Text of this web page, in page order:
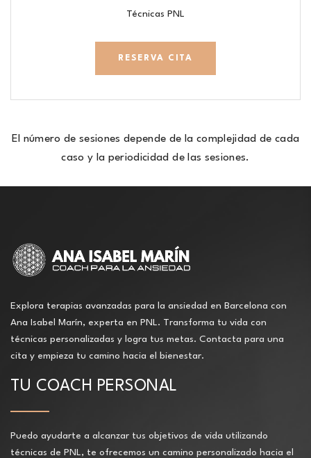
Técnicas PNL
RESERVA CITA
El número de sesiones depende de la complejidad de cada
caso y la periodicidad de las sesiones.
Explora terapias avanzadas para la ansiedad en Barcelona con
Ana Isabel Marín, experta en PNL. Transforma tu vida con
técnicas personalizadas y logra tus metas. Contacta para una
cita y empieza tu camino hacia el bienestar.
TU COACH PERSONAL
Puedo ayudarte a alcanzar tus objetivos de vida utilizando
técnicas de PNL, te ofrecemos un camino personalizado hacia el